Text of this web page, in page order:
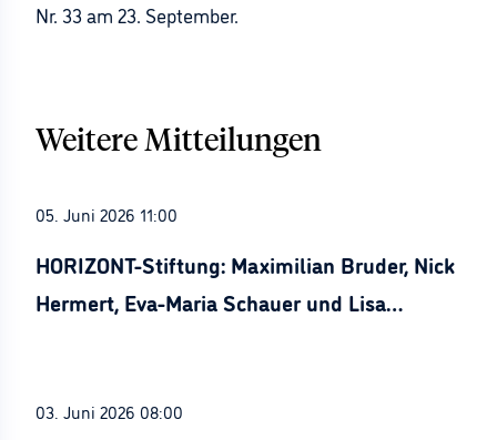
Nr. 33 am 23. September.
Weitere Mitteilungen
05. Juni 2026 11:00
HORIZONT-Stiftung: Maximilian Bruder, Nick
Hermert, Eva-Maria Schauer und Lisa
03. Juni 2026 08:00